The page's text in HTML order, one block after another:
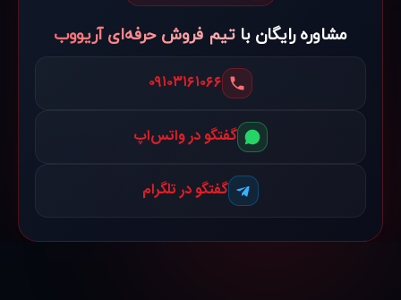
مشاوره رایگان باتیم فروش حرفه‌ای آریووب
۰۹۱۰۳۱۶۱۰۶۶
گفتگو در واتس‌اپ
گفتگو در تلگرام